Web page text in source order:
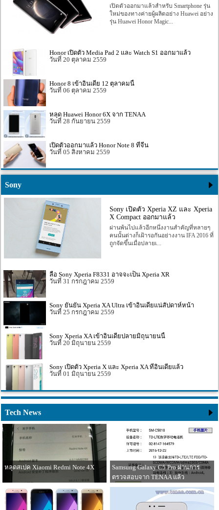
เปิดตัวออกมาแล้วสำหรับ Smartphone รุ่น
ใหม่ของทางค่ายผู้ผลิตอย่าง Huawei อย่าง
รุ่น Huawei Honor Magic...
Honor เปิดตัว Media Pad 2 และ Watch S1 ออกมาแล้ว
20 ตุลาคม 2559
Honor 8 เข้าอินเดีย 12 ตุลาคมนี้
06 ตุลาคม 2559
หลุด Huawei Honor 6X จาก TENAA
28 กันยายน 2559
เปิดตัวออกมาแล้ว Honor Note 8 ที่จีน
05 สิงหาคม 2559
Sony
Sony เปิดตัว Xperia XZ และ Xperia
X Compact ออกมาแล้ว
ผ่านพ้นไปแล้วอีกหนึ่งงานสำคัญที่หลายๆ
คนนั้นต่างก็เฝ้ารอกันอย่างงาน IFA 2016 ที่
ถูกจัดขึ้นเมื่อปลายเ...
ลือ Sony Xperia F8331 อาจจะเป็น Xperia XR
31 กรกฎาคม 2559
Sony ยันยัน Xperia XA Ultra เข้าอินเดียแน่สัปดาห์หน้า
25 กรกฎาคม 2559
Sony Xperia XA เข้าอินเดียปลายมิถุนายนนี้
20 มิถุนายน 2559
Sony เปิดตัว Xperia X และ Xperia XA ที่อินเดียแล้ว
01 มิถุนายน 2559
Tech News
หลุดสเปค Xiaomi Redmi Note 4X
Samsung Galaxy C5 Pro ผ่านการ
ตรวจสอบจาก TENAA แล้ว